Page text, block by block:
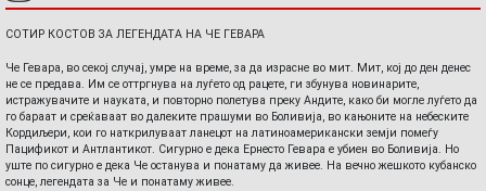
СОТИР КОСТОВ ЗА ЛЕГЕНДАТА НА ЧЕ ГЕВАРА
Че Гевара, во секој случај, умре на време, за да израсне во мит. Мит, кој до ден денес
не се предава. Им се оттргнува на луѓето од рацете, ги збунува новинарите,
истражувачите и науката, и повторно полетува преку Андите, како би могле луѓето да
го бараат и среќаваат во далеките прашуми во Боливија, во кањоните на небеските
Кордиљери, кои го наткрилуваат ланецот на латиноамерикански земји помеѓу
Пацификот и Антлантикот. Сигурно е дека Ернесто Гевара е убиен во Боливија. Но
уште по сигурно е дека Че останува и понатаму да живее. На вечно жешкото кубанско
сонце, легендата за Че и понатаму живее.